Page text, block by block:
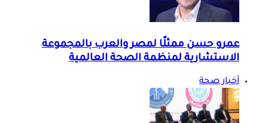
عمرو حسن ممثلًا لمصر والعرب بالمجموعة
الاستشارية لمنظمة الصحة العالمية
أخبار صحة